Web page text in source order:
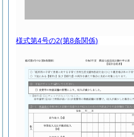
様式第4号の2(第8条関係)